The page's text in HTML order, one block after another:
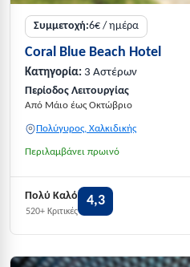
Συμμετοχή:6€ / ημέρα
Coral Blue Beach Hotel
Κατηγορία: 3 Αστέρων
Περίοδος Λειτουργίας
Από Μάιο έως Οκτώβριο
Πολύγυρος, Χαλκιδικής
Περιλαμβάνει πρωινό
Πολύ Καλό
520+ Κριτικές
4,3